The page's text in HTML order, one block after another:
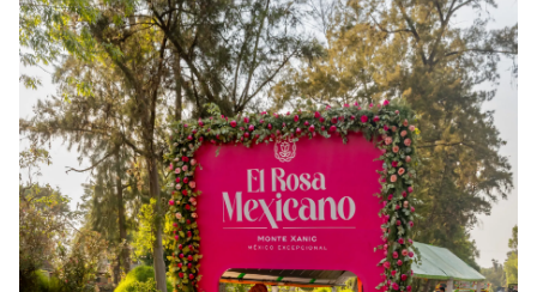
Maizajo
Este verano, Maizajo llevará su propuesta a Estación Indianilla
con una experiencia pop-up donde el Mundial se vivirá entre
cocina contemporánea, maíz criollo, chefs invitados y partidos en
vivo.